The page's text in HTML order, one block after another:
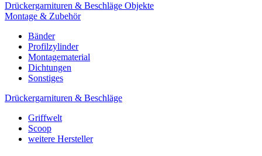
Drückergarnituren & Beschläge Objekte
Montage & Zubehör
Bänder
Profilzylinder
Montagematerial
Dichtungen
Sonstiges
Drückergarnituren & Beschläge
Griffwelt
Scoop
weitere Hersteller